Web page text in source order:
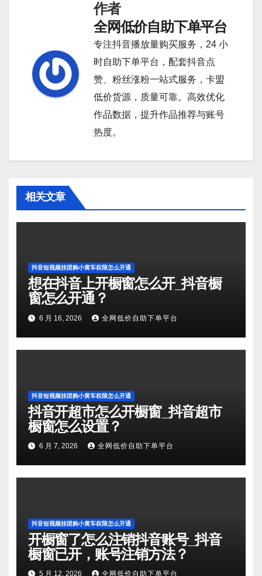
作者
全网低价自助下单平台
专注抖音播放量购买服务，24 小
时自助下单平台，配套抖音点
赞、粉丝涨粉一站式服务，卡盟
低价货源，质量可靠。高效优化
作品数据，提升作品推荐与账号
热度。
相关文章
抖音短视频挂团购小黄车权限怎么开通
想在抖音上开橱窗怎么开_抖音橱
窗怎么开通？
6 月 16, 2026 全网低价自助下单平台
抖音短视频挂团购小黄车权限怎么开通
抖音开超市怎么开橱窗_抖音超市
橱窗怎么设置？
6 月 7, 2026 全网低价自助下单平台
抖音短视频挂团购小黄车权限怎么开通
开橱窗了怎么注销抖音账号_抖音
橱窗已开，账号注销方法？
5 月 12, 2026 全网低价自助下单平台